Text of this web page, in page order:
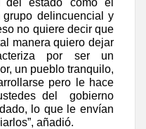
delincuencial y
no quiere decir que
manera quiero dejar
por ser un
un pueblo tranquilo,
pero le hace
del
gobierno
lo que le envían
añadió.